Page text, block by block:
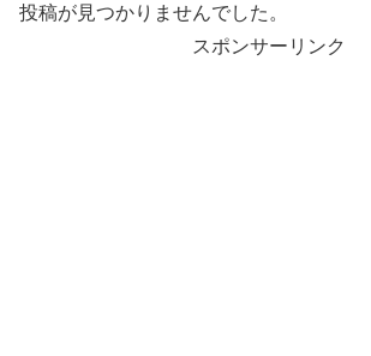
投稿が見つかりませんでした。
スポンサーリンク